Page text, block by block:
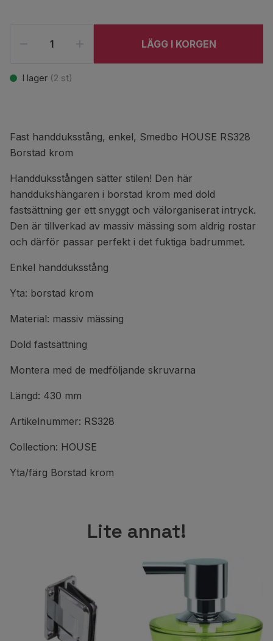
LÄGG I KORGEN
I lager (2 st)
Fast handduksstång, enkel, Smedbo HOUSE RS328
Borstad krom
Handduksstången sätter stilen! Den här
handdukshängaren i borstad krom med dold
fastsättning ger ett snyggt och välorganiserat intryck.
Den är tillverkad av massiv mässing som aldrig rostar
och därför passar perfekt i det fuktiga badrummet.
Enkel handduksstång
Yta: borstad krom
Material: massiv mässing
Dold fastsättning
Montera med de medföljande skruvarna
Längd: 430 mm
Artikelnummer: RS328
Collection: HOUSE
Yta/färg Borstad krom
Lite annat!